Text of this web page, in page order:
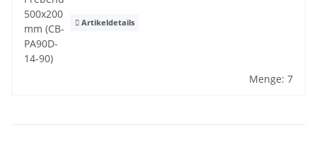
Artikeldetails
Menge: 7